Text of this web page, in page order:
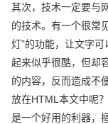
其次，技术一定要与
的技术。有一个很常
灯”的功能，让文字
起来似乎很酷，但却
的内容，反而造成不
放在HTML本文中呢
是一个好用的利器，